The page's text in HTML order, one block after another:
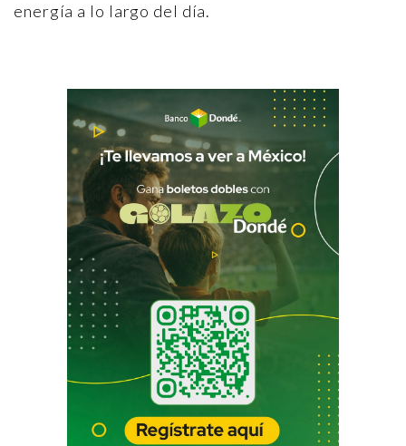
energía a lo largo del día.